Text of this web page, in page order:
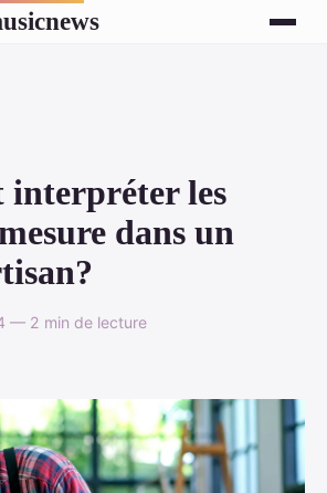
interpréter les
dans un
— 2 min de lecture